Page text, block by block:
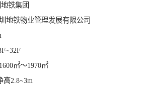
铁集团
地铁物业管理发展有限公司
㎡～1970㎡
高2.8~3m